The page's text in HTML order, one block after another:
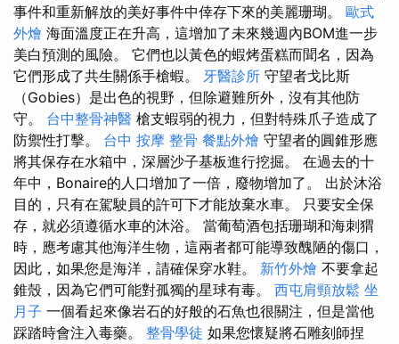
事件和重新解放的美好事件中倖存下來的美麗珊瑚。 歐式
外燴 海面溫度正在升高，這增加了未來幾週內BOM進一步
美白預測的風險。 它們也以黃色的蝦烤蛋糕而聞名，因為
它們形成了共生關係手槍蝦。 牙醫診所 守望者戈比斯
（Gobies）是出色的視野，但除避難所外，沒有其他防
守。 台中整骨神醫 槍支蝦弱的視力，但對特殊爪子造成了
防禦性打擊。 台中 按摩 整骨 餐點外燴 守望者的圓錐形應
將其保存在水箱中，深層沙子基板進行挖掘。 在過去的十
年中，Bonaire的人口增加了一倍，廢物增加了。 出於沐浴
目的，只有在駕駛員的許可下才能放棄水車。 只要安全保
存，就必須遵循水車的沐浴。 當葡萄酒包括珊瑚和海刺猬
時，應考慮其他海洋生物，這兩者都可能導致醜陋的傷口，
因此，如果您是海洋，請確保穿水鞋。 新竹外燴 不要拿起
錐殼，因為它們可能對孤獨的星球有毒。 西屯肩頸放鬆 坐
月子 一個看起來像岩石的好般的石魚也很關注，但是當他
踩踏時會注入毒藥。 整骨學徒 如果您懷疑將石雕刻師捏